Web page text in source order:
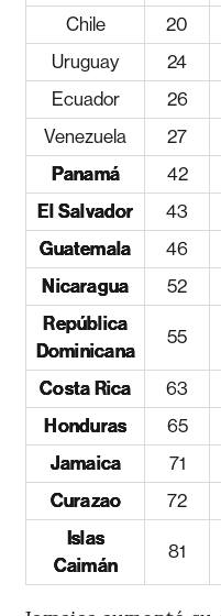
Chile
20
Uruguay
24
Ecuador
26
Venezuela
27
Panamá
42
El Salvador
43
Guatemala
46
Nicaragua
52
República
Dominicana
55
Costa Rica 63
Honduras
65
Jamaica
71
Curazao
72
Islas
Caimán
81